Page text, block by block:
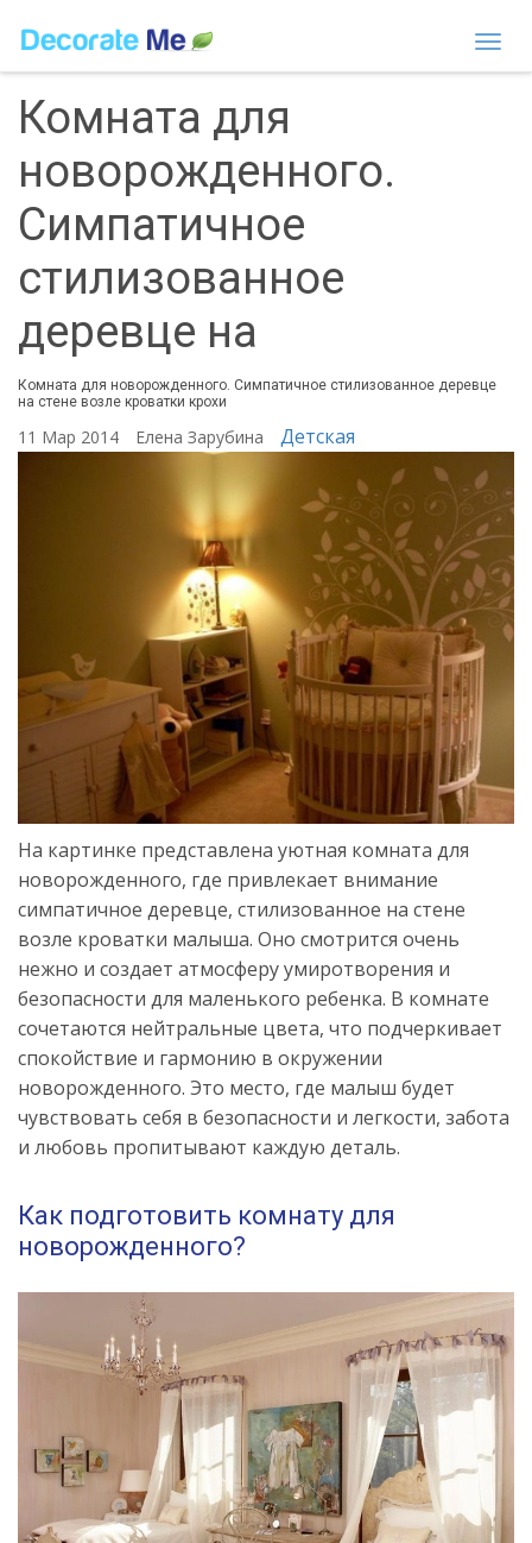
Комната для
новорожденного.
Симпатичное
стилизованное
деревце на
Комната для новорожденного. Симпатичное стилизованное деревце
на стене возле кроватки крохи
11 Мар 2014 Елена Зарубина Детская
На картинке представлена уютная комната для
новорожденного, где привлекает внимание
симпатичное деревце, стилизованное на стене
возле кроватки малыша. Оно смотрится очень
нежно и создает атмосферу умиротворения и
безопасности для маленького ребенка. В комнате
сочетаются нейтральные цвета, что подчеркивает
спокойствие и гармонию в окружении
новорожденного. Это место, где малыш будет
чувствовать себя в безопасности и легкости, забота
и любовь пропитывают каждую деталь.
Как подготовить комнату для
новорожденного?